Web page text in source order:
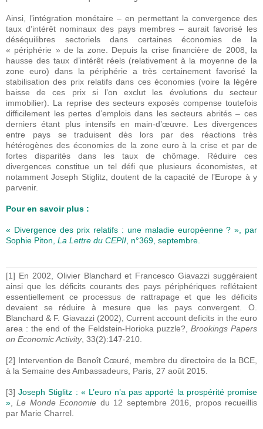
Ainsi, l’intégration monétaire – en permettant la convergence des
taux d’intérêt nominaux des pays membres – aurait favorisé les
déséquilibres sectoriels dans certaines économies de la
« périphérie » de la zone. Depuis la crise financière de 2008, la
hausse des taux d’intérêt réels (relativement à la moyenne de la
zone euro) dans la périphérie a très certainement favorisé la
stabilisation des prix relatifs dans ces économies (voire la légère
baisse de ces prix si l’on exclut les évolutions du secteur
immobilier). La reprise des secteurs exposés compense toutefois
difficilement les pertes d’emplois dans les secteurs abrités – ces
derniers étant plus intensifs en main-d’œuvre. Les divergences
entre pays se traduisent dès lors par des réactions très
hétérogènes des économies de la zone euro à la crise et par de
fortes disparités dans les taux de chômage. Réduire ces
divergences constitue un tel défi que plusieurs économistes, et
notamment Joseph Stiglitz, doutent de la capacité de l’Europe à y
parvenir.
Pour en savoir plus :
« Divergence des prix relatifs : une maladie européenne ? », par
Sophie Piton, La Lettre du CEPII, n°369, septembre.
[1] En 2002, Olivier Blanchard et Francesco Giavazzi suggéraient
ainsi que les déficits courants des pays périphériques reflétaient
essentiellement ce processus de rattrapage et que les déficits
devaient se réduire à mesure que les pays convergent. O.
Blanchard & F. Giavazzi (2002), Current account deficits in the euro
area : the end of the Feldstein-Horioka puzzle?, Brookings Papers
on Economic Activity, 33(2):147-210.
[2] Intervention de Benoît Cœuré, membre du directoire de la BCE,
à la Semaine des Ambassadeurs, Paris, 27 août 2015.
[3]Joseph Stiglitz : « L’euro n’a pas apporté la prospérité promise
»,Le Monde Economie du 12 septembre 2016, propos recueillis
par Marie Charrel.